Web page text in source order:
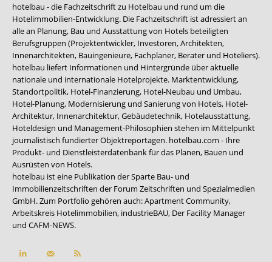
hotelbau - die Fachzeitschrift zu Hotelbau und rund um die
Hotelimmobilien-Entwicklung. Die Fachzeitschrift ist adressiert an
alle an Planung, Bau und Ausstattung von Hotels beteiligten
Berufsgruppen (Projektentwickler, Investoren, Architekten,
Innenarchitekten, Bauingenieure, Fachplaner, Berater und Hoteliers).
hotelbau liefert Informationen und Hintergründe über aktuelle
nationale und internationale Hotelprojekte. Marktentwicklung,
Standortpolitik, Hotel-Finanzierung, Hotel-Neubau und Umbau,
Hotel-Planung, Modernisierung und Sanierung von Hotels, Hotel-
Architektur, Innenarchitektur, Gebäudetechnik, Hotelausstattung,
Hoteldesign und Management-Philosophien stehen im Mittelpunkt
journalistisch fundierter Objektreportagen. hotelbau.com - Ihre
Produkt- und Dienstleisterdatenbank für das Planen, Bauen und
Ausrüsten von Hotels.
hotelbau ist eine Publikation der Sparte Bau- und
Immobilienzeitschriften der Forum Zeitschriften und Spezialmedien
GmbH. Zum Portfolio gehören auch:Apartment Community,
Arbeitskreis Hotelimmobilien, industrieBAU, Der Facility Manager
und CAFM-NEWS.